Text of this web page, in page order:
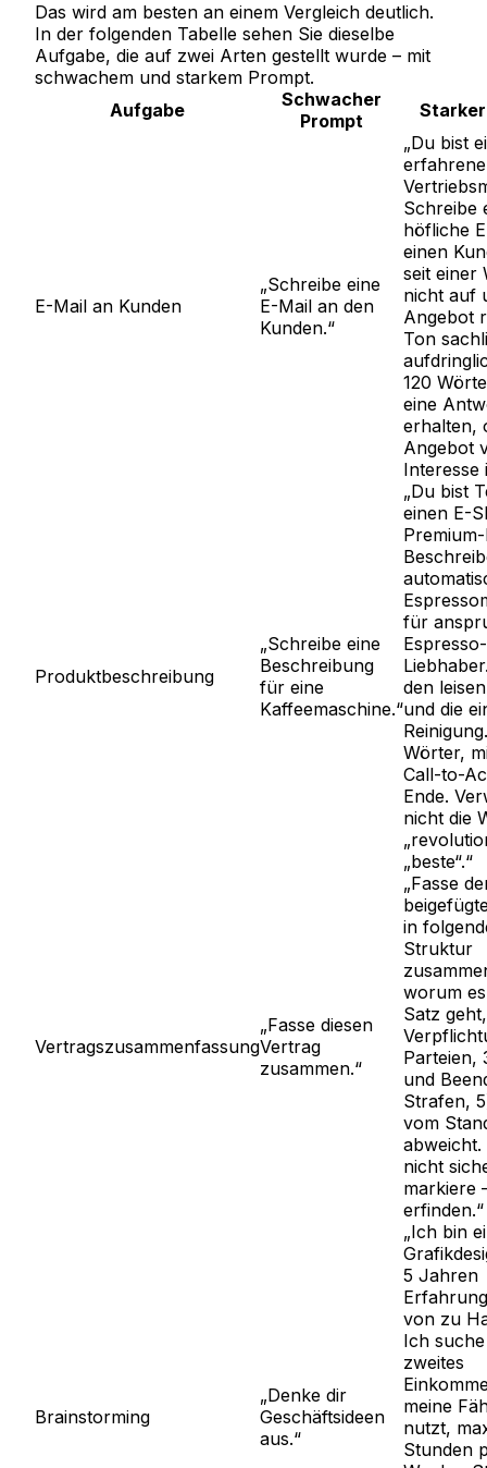
Das wird am besten an einem Vergleich deutlich.
In der folgenden Tabelle sehen Sie dieselbe
Aufgabe, die auf zwei Arten gestellt wurde – mit
schwachem und starkem Prompt.
Aufgabe
Schwacher
Prompt
E-Mail an Kunden
„Schreibe eine
E-Mail an den
Kunden.“
„Du bist
Schreibe
höfliche
einen
seit einer
nicht auf
Angebot
Ton
120
eine
erhalten,
Angebot
Interesse
Produktbeschreibung
„Schreibe eine
Beschreibung
für eine
Kaffeemaschine.“
„Du bist
einen E-
für
Espresso-
den
und die
Wörter,
Call-to-
Ende.
nicht die
„beste“.“
Vertragszusammenfassung
„Fasse diesen
Vertrag
zusammen.“
„Fasse
in
Struktur
worum
Satz
Parteien,
und
Strafen,
vom
abweicht.
nicht
markiere
erfinden.“
Brainstorming
„Denke dir
Geschäftsideen
aus.“
„Ich bin
5 Jahren
von zu
Ich
zweites
meine
nutzt,
Stunden